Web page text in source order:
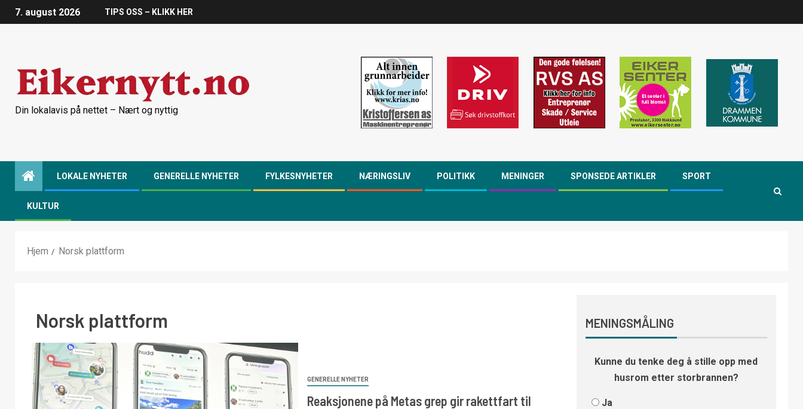
7. august 2026 TIPS OSS – KLIKK HER
Din lokalavis på nettet – Nært og nyttig
LOKALE NYHETER GENERELLE NYHETER FYLKESNYHETER NÆRINGSLIV POLITIKK MENINGER SPONSEDE ARTIKLER SPORT
KULTUR
Hjem Norsk plattform
Norsk plattform
GENERELLE NYHETER
Reaksjonene på Metas grep gir rakettfart til
MENINGSMÅLING
Kunne du tenke deg å stille opp med
husrom etter storbrannen?
Ja